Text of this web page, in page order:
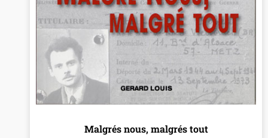
Malgrés nous, malgrés tout